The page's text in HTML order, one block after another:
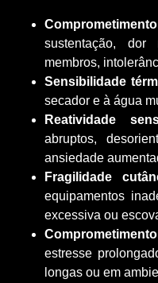
sustentação,
membros,
Sensibilidade
secador e à água
Reatividade
abruptos,
ansiedade
Fragilidade
equipamentos
excessiva ou
estresse
longas ou em